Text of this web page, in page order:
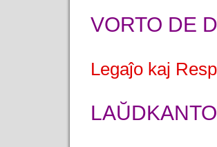
VORTO DE
Legaĵo kaj
LAŬDKANTO